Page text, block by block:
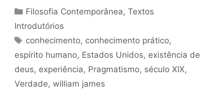
Categorias
Filosofia Contemporânea,Textos
Introdutórios
Tags
conhecimento, conhecimento prático,
espírito humano, Estados Unidos, existência de
deus, experiência, Pragmatismo, século XIX,
Verdade, william james